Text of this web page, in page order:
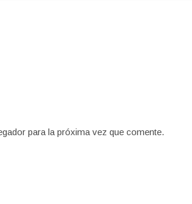
para la próxima vez que comente.